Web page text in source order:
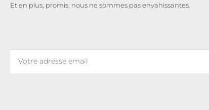
Et en plus, promis, nous ne sommes pas envahissantes.